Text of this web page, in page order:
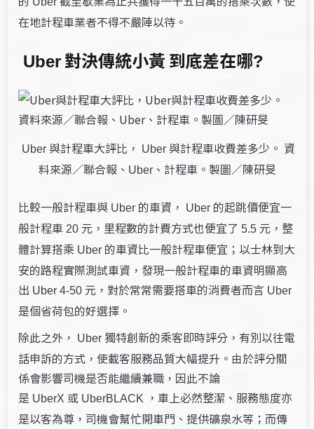
在地計程車業者不得不嚴陣以待。
Uber 對決傳統小黃 到底差在哪?
Uber 與計程車大評比， Uber 與計程車收費差多少。 資
料來源／聯合報、 Uber、 計程車。製圖／陳研旻
比較一般計程車與 Uber 的車資， Uber 的起跳價便宜一
般計程車20 元，里程數的計費方式也便宜了5.5 元，整
體計算搭乘 Uber 的車資比一般計程車便宜；以士林到大
安的路程實際測試車資，發現一般計程車的車資明顯高
出 Uber 4-50 元，對於常常需要搭車的消費者而言 Uber
是個省荷包的好選擇。
除此之外，
Uber 獨特創新的乘客即時評分，有別以往電
話申訴的方式，使載客服務品質大幅提升。由於評分關
係會影響司機是否能繼續兼職，因此不論
是 UberX 或 UberBLACK
，車上必然整潔、服務態度亦
是以客為尊，司機會幫忙開車門、提供礦泉水等；而傳